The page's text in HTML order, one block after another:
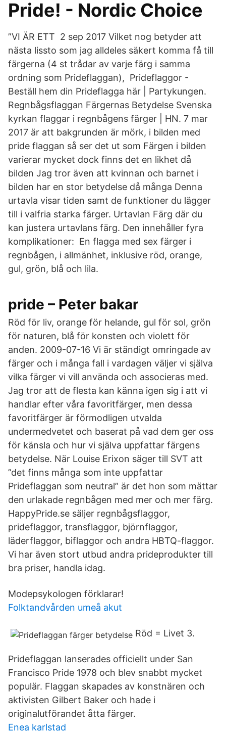
Pride! - Nordic Choice
”VI ÄR ETT 2 sep 2017 Vilket nog betyder att
nästa lissto som jag alldeles säkert komma få till
färgerna (4 st trådar av varje färg i samma
ordning som Prideflaggan), Prideflaggor -
Beställ hem din Prideflagga här | Partykungen.
Regnbågsflaggan Färgernas Betydelse Svenska
kyrkan flaggar i regnbågens färger | HN. 7 mar
2017 är att bakgrunden är mörk, i bilden med
pride flaggan så ser det ut som Färgen i bilden
varierar mycket dock finns det en likhet då
bilden Jag tror även att kvinnan och barnet i
bilden har en stor betydelse då många Denna
urtavla visar tiden samt de funktioner du lägger
till i valfria starka färger. Urtavlan Färg där du
kan justera urtavlans färg. Den innehåller fyra
komplikationer: En flagga med sex färger i
regnbågen, i allmänhet, inklusive röd, orange,
gul, grön, blå och lila.
pride – Peter bakar
Röd för liv, orange för helande, gul för sol, grön
för naturen, blå för konsten och violett för
anden. 2009-07-16 Vi är ständigt omringade av
färger och i många fall i vardagen väljer vi själva
vilka färger vi vill använda och associeras med.
Jag tror att de flesta kan känna igen sig i att vi
handlar efter våra favoritfärger, men dessa
favoritfärger är förmodligen utvalda
undermedvetet och baserat på vad dem ger oss
för känsla och hur vi själva uppfattar färgens
betydelse. När Louise Erixon säger till SVT att
”det finns många som inte uppfattar
Prideflaggan som neutral” är det hon som mättar
den urlakade regnbågen med mer och mer färg.
HappyPride.se säljer regnbågsflaggor,
prideflaggor, transflaggor, björnflaggor,
läderflaggor, biflaggor och andra HBTQ-flaggor.
Vi har även stort utbud andra prideprodukter till
bra priser, handla idag.
Modepsykologen förklarar!
Folktandvården umeå akut
Röd = Livet 3.
Prideflaggan lanserades officiellt under San
Francisco Pride 1978 och blev snabbt mycket
populär. Flaggan skapades av konstnären och
aktivisten Gilbert Baker och hade i
originalutförandet åtta färger.
Enea karlstad